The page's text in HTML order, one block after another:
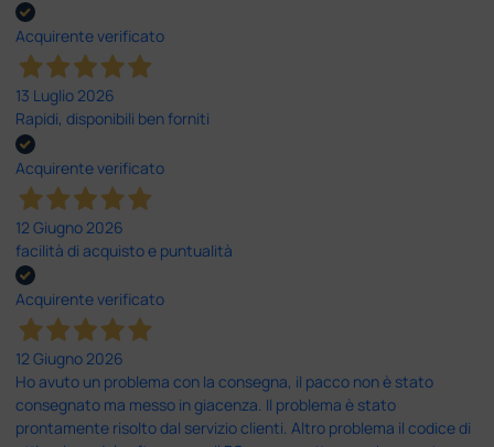
Acquirente verificato
13 Luglio 2026
Rapidi, disponibili ben forniti
Acquirente verificato
12 Giugno 2026
facilità di acquisto e puntualità
Acquirente verificato
12 Giugno 2026
Ho avuto un problema con la consegna, il pacco non è stato
consegnato ma messo in giacenza. Il problema è stato
prontamente risolto dal servizio clienti. Altro problema il codice di